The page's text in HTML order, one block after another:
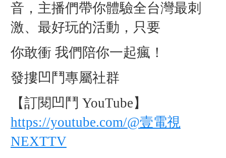
音，主播們帶你體驗全台灣最刺
激、最好玩的活動，只要
你敢衝 我們陪你一起瘋！
發摟凹鬥專屬社群
【訂閱凹鬥 YouTube】
https://youtube.com/@壹電視
NEXTTV